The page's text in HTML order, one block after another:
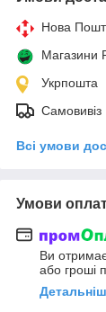
Нова
Магазини
Укрпошта
Самовивіз
Всі умови
Умови
Ви
або гроші